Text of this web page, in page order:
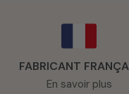
C’est aussi une
votre bien-être.
Latex 100%
multiples
FABRICANT
En savoir plus